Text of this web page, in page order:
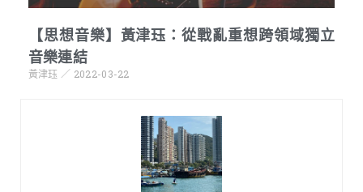
【思想音樂】黃津珏：從戰亂重想跨領域獨立
音樂連結
黃津珏 2022-03-22